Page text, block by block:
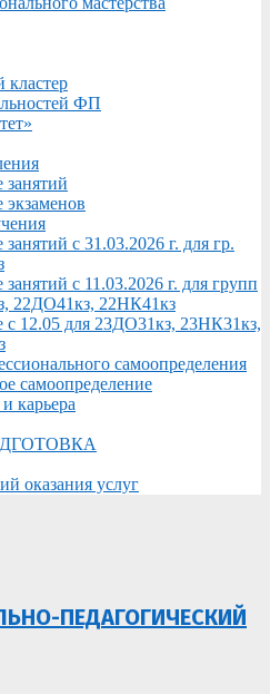
кластер
ФП
занятий
экзаменов
занятий с 31.03.2026 г. для гр.
занятий с 11.03.2026 г. для групп
22ДО41кз, 22НК41кз
с 12.05 для 23ДО31кз, 23НК31кз,
самоопределения
самоопределение
карьера
оказания услуг
ПЕДАГОГИЧЕСКИЙ